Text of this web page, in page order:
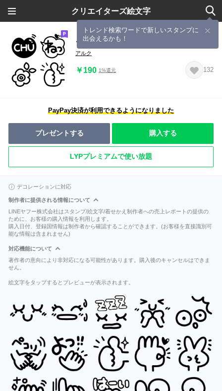
クリエイターズ絵文字
トレンド検索ワードで新しいスタンプに
出会えるかも！
シンプル黒♡絵文字
アルク
￥190 1%還元 132
PayPay決済が利用できるようになりました
プレゼントする 購入する
LYPプレミアムで使い放題
デコレーションに対応
制作者に提供される情報について
LINEヤフー株式会社はスタンプ/絵文字/着せかえ制作者への売上レポートの提供の
ために、お客様の購入情報を利用します。
購入日付、登録国情報は制作者から確認することができます。(お客様を直接識別可
能な情報は含まれません)
対応機能について
著作者の意向により非対応になる可能性があります。購入後のキャンセルはできま
せん。
絵文字をタップするとプレビューが表示されます。